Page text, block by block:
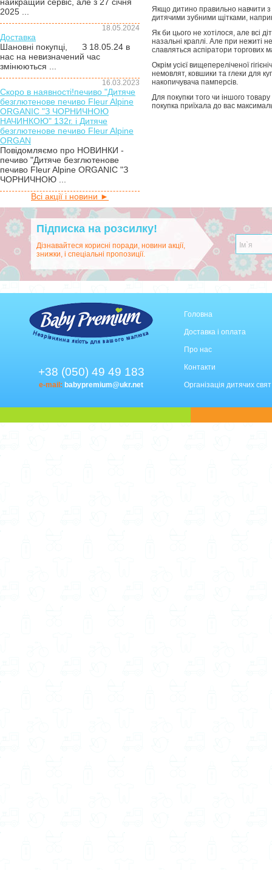
2025 ...
18.05.2024
Доставка
Шановні покупці, З 18.05.24 в
нас на невизначений час
змінюються ...
16.03.2023
Скоро в наявності!печиво "Дитяче
безглютенове печиво Fleur Alpine
ORGANIC "З ЧОРНИЧНОЮ
НАЧИНКОЮ" 132г. і Дитяче
безглютенове печиво Fleur Alpine
ORGAN
Повідомляємо про НОВИНКИ -
печиво "Дитяче безглютенове
печиво Fleur Alpine ORGANIC "З
ЧОРНИЧНОЮ ...
Всі акції і новини ►
Якщо дитино правильно навчити з
дитячими зубними щітками,
Як би цього не хотілося, але всі
назальні краплі. Але при нежиті
славляться аспіратори торгових
Окрім усієї вищепереліченої
немовлят, ковшики та глеки для
накопичувача памперсів.
Для покупки того чи іншого
покупка приїхала до вас
Підписка на розсилку!
Дізнавайтеся корисні поради, новини акції,
знижки, і спеціальні пропозиції.
+38 (050) 49 49 183
e-mail: babypremium@ukr.net
Головна
Доставка і оплата
Про нас
Контакти
Організація дитячих свят